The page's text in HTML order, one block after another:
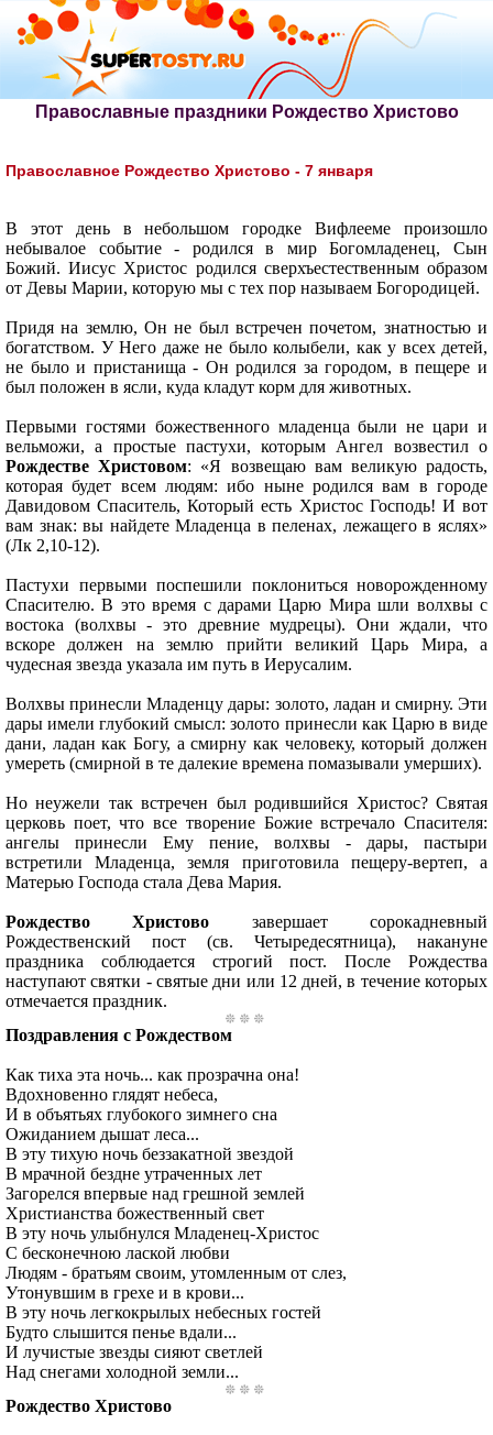
Православные праздники Рождество Христово
Православное Рождество Христово - 7 января
В этот день в небольшом городке Вифлееме произошло
небывалое событие - родился в мир Богомладенец, Сын
Божий. Иисус Христос родился сверхъестественным образом
от Девы Марии, которую мы с тех пор называем Богородицей.
Придя на землю, Он не был встречен почетом, знатностью и
богатством. У Него даже не было колыбели, как у всех детей,
не было и пристанища - Он родился за городом, в пещере и
был положен в ясли, куда кладут корм для животных.
Первыми гостями божественного младенца были не цари и
вельможи, а простые пастухи, которым Ангел возвестил о
Рождестве Христовом: «Я возвещаю вам великую радость,
которая будет всем людям: ибо ныне родился вам в городе
Давидовом Спаситель, Который есть Христос Господь! И вот
вам знак: вы найдете Младенца в пеленах, лежащего в яслях»
(Лк 2,10-12).
Пастухи первыми поспешили поклониться новорожденному
Спасителю. В это время с дарами Царю Мира шли волхвы с
востока (волхвы - это древние мудрецы). Они ждали, что
вскоре должен нa землю прийти великий Царь Мира, а
чудесная звезда указала им путь в Иерусалим.
Волхвы принесли Младенцу дары: золото, ладан и смирну. Эти
дары имели глубокий смысл: золото принесли как Царю в виде
дани, ладан как Богу, а смирну как человеку, который должен
умереть (смирной в те далекие времена помазывали умерших).
Но неужели так встречен был родившийся Христос? Святая
церковь поет, что все творение Божие встречало Спасителя:
ангелы принесли Ему пение, волхвы - дары, пастыри
встретили Младенца, земля приготовила пещеру-вертеп, а
Матерью Господа стала Дева Мария.
Рождество Христово завершает сорокадневный
Рождественский пост (св. Четыредесятница), накануне
праздника соблюдается строгий пост. После Рождества
наступают святки - святые дни или 12 дней, в течение которых
отмечается праздник.
Поздравления с Рождеством
Как тиха эта ночь... как прозрачна она!
Вдохновенно глядят небеса,
И в объятьях глубокого зимнего сна
Ожиданием дышат леса...
В эту тихую ночь беззакатной звездой
В мрачной бездне утраченных лет
Загорелся впервые над грешной землей
Христианства божественный свет
В эту ночь улыбнулся Младенец-Христос
С бесконечною лаской любви
Людям - братьям своим, утомленным от слез,
Утонувшим в грехе и в крови...
В эту ночь легкокрылых небесных гостей
Будто слышится пенье вдали...
И лучистые звезды сияют светлей
Над снегами холодной земли...
Рождество Христово